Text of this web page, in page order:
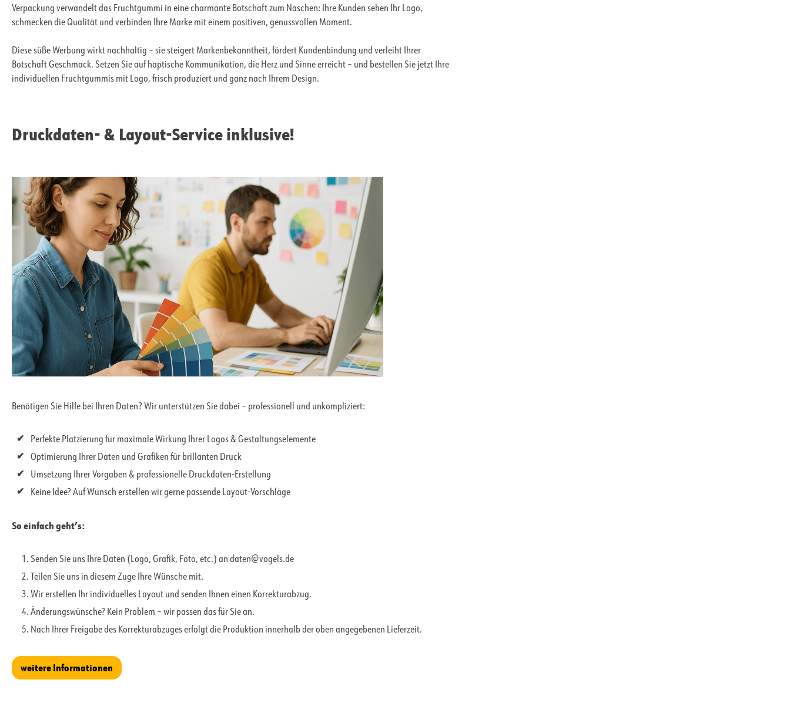
Verpackung verwandelt das Fruchtgummi in eine charmante Botschaft zum Naschen: Ihre Kunden sehen Ihr Logo,
schmecken die Qualität und verbinden Ihre Marke mit einem positiven, genussvollen Moment.
Diese süße Werbung wirkt nachhaltig – sie steigert Markenbekanntheit, fördert Kundenbindung und verleiht Ihrer
Botschaft Geschmack. Setzen Sie auf haptische Kommunikation, die Herz und Sinne erreicht – und bestellen Sie jetzt Ihre
individuellen Fruchtgummis mit Logo, frisch produziert und ganz nach Ihrem Design.
Druckdaten- & Layout-Service inklusive!
Benötigen Sie Hilfe bei Ihren Daten? Wir unterstützen Sie dabei – professionell und unkompliziert:
Perfekte Platzierung für maximale Wirkung Ihrer Logos & Gestaltungselemente
Optimierung Ihrer Daten und Grafiken für brillanten Druck
Umsetzung Ihrer Vorgaben & professionelle Druckdaten-Erstellung
Keine Idee? Auf Wunsch erstellen wir gerne passende Layout-Vorschläge
So einfach geht’s:
Senden Sie uns Ihre Daten (Logo, Grafik, Foto, etc.) an daten@vogels.de
Teilen Sie uns in diesem Zuge Ihre Wünsche mit.
Wir erstellen Ihr individuelles Layout und senden Ihnen einen Korrekturabzug.
Änderungswünsche? Kein Problem – wir passen das für Sie an.
Nach Ihrer Freigabe des Korrekturabzuges erfolgt die Produktion innerhalb der oben angegebenen Lieferzeit.
weitere Informationen